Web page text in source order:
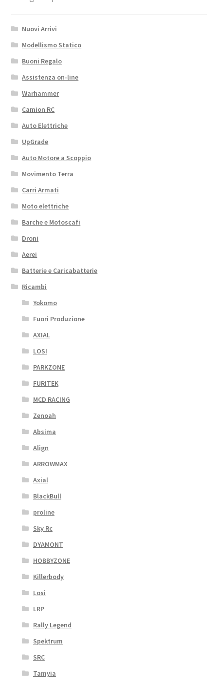
Nuovi Arrivi
Modellismo Statico
Buoni Regalo
Assistenza on-line
Warhammer
Camion RC
Auto Elettriche
UpGrade
Auto Motore a Scoppio
Movimento Terra
Carri Armati
Moto elettriche
Barche e Motoscafi
Droni
Aerei
Batterie e Caricabatterie
Ricambi
Yokomo
Fuori Produzione
AXIAL
LOSI
PARKZONE
FURITEK
MCD RACING
Zenoah
Absima
Align
ARROWMAX
Axial
BlackBull
proline
Sky Rc
DYAMONT
HOBBYZONE
Killerbody
Losi
LRP
Rally Legend
Spektrum
SRC
Tamyia